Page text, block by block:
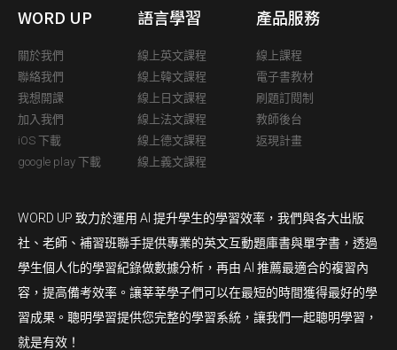
WORD UP
關於我們
聯絡我們
我想開課
加入我們
iOS 下載
google play 下載
語言學習
線上英文課程
線上韓文課程
線上日文課程
線上法文課程
線上德文課程
線上義文課程
產品服務
線上課程
電子書教材
刷題訂閱制
教師後台
返現計畫
WORD UP 致力於運用 AI 提升學生的學習效率，我們與各大出版
社、老師、補習班聯手提供專業的英文互動題庫書與單字書，透過
學生個人化的學習紀錄做數據分析，再由 AI 推薦最適合的複習內
容，提高備考效率。讓莘莘學子們可以在最短的時間獲得最好的學
習成果。聰明學習提供您完整的學習系統，讓我們一起聰明學習，
就是有效！